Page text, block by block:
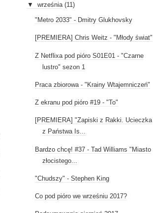
▼ września (11)
"Metro 2033" - Dmitry Glukhovsky
[PREMIERA] Chris Weitz - "Młody świat"
Z Netflixa pod pióro S01E01 - "Czarne
lustro" sezon 1
Praca zbiorowa - "Krainy Wtajemniczeń"
Z ekranu pod pióro #19 - "To"
[PREMIERA] "Zapiski z Rakki. Ucieczka
z Państwa Is...
Bardzo chcę! #37 - Tad Williams "Miasto
złocistego...
"Chudszy" - Stephen King
Co pod pióro we wrześniu 2017?